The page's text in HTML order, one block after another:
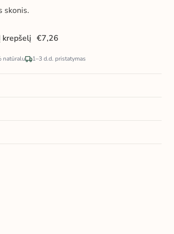
skonis.
krepšelį
natūralu 1–3 d.d. pristatymas